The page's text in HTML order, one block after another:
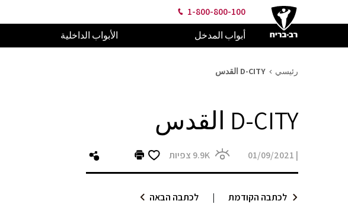
1-800-800-100
أبواب المدخل
الأبواب الداخلية
رئيسي D-CITY القدس
D-CITY القدس
|
01/09/2021
9.9K צפיות
לכתבה הקודמת | לכתבה הבאה